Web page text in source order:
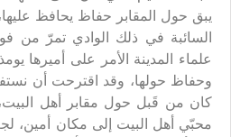
يبق حول المقابر حفاظ يحافظ
السائبة في ذلك الوادي تمرّ من
علماء المدينة الأمر على أميرها
وحفاظ حولها، وقد اقترحت أن
كان من قَبل حول مقابر أهل
محبّي أهل البيت إلى مكان أمين،